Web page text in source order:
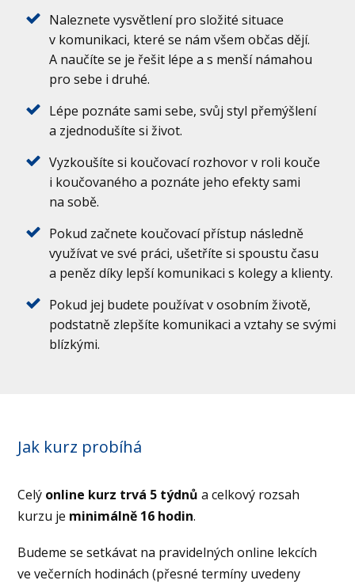
Naleznete vysvětlení pro složité situace
v komunikaci, které se nám všem občas dějí.
A naučíte se je řešit lépe a s menší námahou
pro sebe i druhé.
Lépe poznáte sami sebe, svůj styl přemýšlení
a zjednodušíte si život.
Vyzkoušíte si koučovací rozhovor v roli kouče
i koučovaného a poznáte jeho efekty sami
na sobě.
Pokud začnete koučovací přístup následně
využívat ve své práci, ušetříte si spoustu času
a peněz díky lepší komunikaci s kolegy a klienty.
Pokud jej budete používat v osobním životě,
podstatně zlepšíte komunikaci a vztahy se svými
blízkými.
Jak kurz probíhá
Celý online kurz trvá 5 týdnů a celkový rozsah
kurzu je minimálně 16 hodin.
Budeme se setkávat na pravidelných online lekcích
ve večerních hodinách (přesné termíny uvedeny